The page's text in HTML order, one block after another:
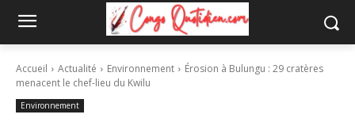
Accueil Actualité Environnement
Érosion à Bulungu : 29 cratères
menacent le chef-lieu du Kwilu
Environnement